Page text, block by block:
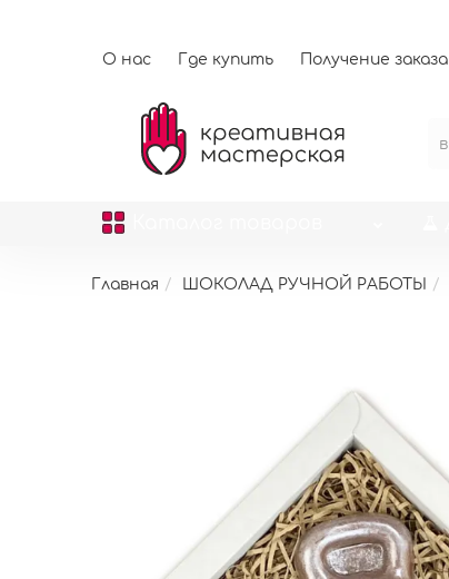
О нас Где купить Получение заказа
Главная ШОКОЛАД РУЧНОЙ РАБОТЫ